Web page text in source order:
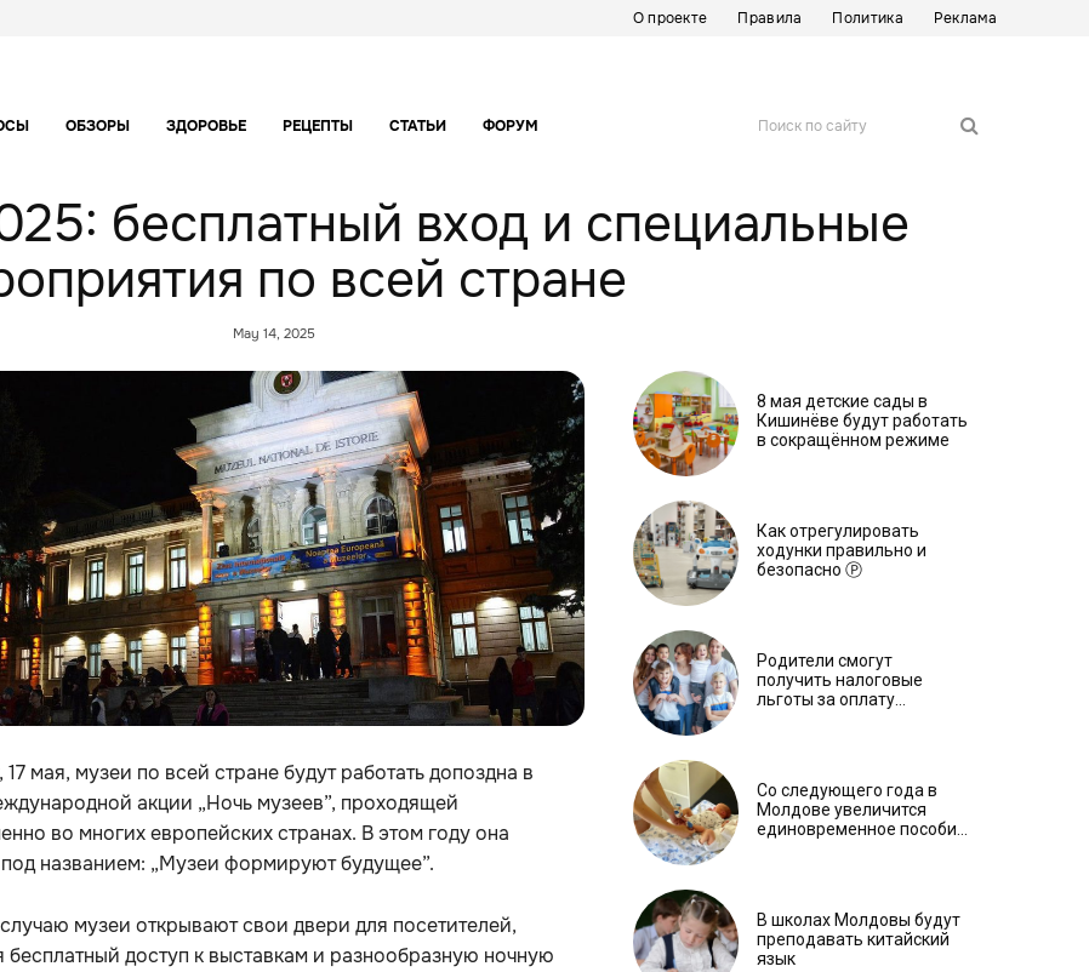
О проекте Правила Политика Реклама
ОБЗОРЫ ЗДОРОВЬЕ РЕЦЕПТЫ СТАТЬИ ФОРУМ Поиск по сайту
бесплатный вход и специальные
по всей стране
May 14, 2025
17 мая, музеи по всей стране будут работать допоздна в
акции „Ночь музеев”, проходящей
во многих европейских странах. В этом году она
названием: „Музеи формируют будущее”.
музеи открывают свои двери для посетителей,
бесплатный доступ к выставкам и разнообразную ночную
8 мая детские сады в
Кишинёве будут работать
в сокращённом режиме
Как отрегулировать
ходунки правильно и
безопасно Ⓟ
Родители смогут
получить налоговые
льготы за оплату
Со следующего года в
Молдове увеличится
единовременное пособие
В школах Молдовы будут
преподавать китайский
язык